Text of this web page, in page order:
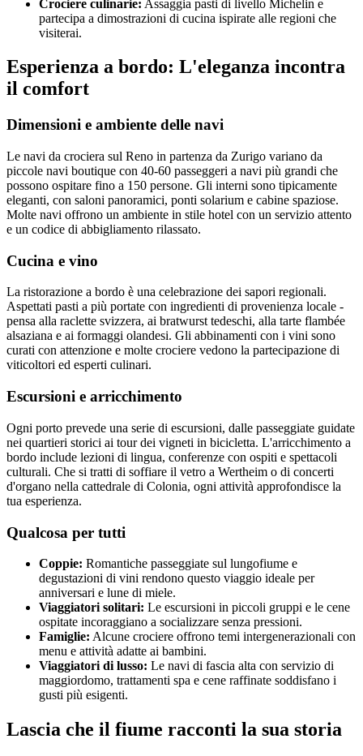
Crociere culinarie: Assaggia pasti di livello Michelin e
partecipa a dimostrazioni di cucina ispirate alle regioni che
visiterai.
Esperienza a bordo: L'eleganza incontra
il comfort
Dimensioni e ambiente delle navi
Le navi da crociera sul Reno in partenza da Zurigo variano da
piccole navi boutique con 40-60 passeggeri a navi più grandi che
possono ospitare fino a 150 persone. Gli interni sono tipicamente
eleganti, con saloni panoramici, ponti solarium e cabine spaziose.
Molte navi offrono un ambiente in stile hotel con un servizio attento
e un codice di abbigliamento rilassato.
Cucina e vino
La ristorazione a bordo è una celebrazione dei sapori regionali.
Aspettati pasti a più portate con ingredienti di provenienza locale -
pensa alla raclette svizzera, ai bratwurst tedeschi, alla tarte flambée
alsaziana e ai formaggi olandesi. Gli abbinamenti con i vini sono
curati con attenzione e molte crociere vedono la partecipazione di
viticoltori ed esperti culinari.
Escursioni e arricchimento
Ogni porto prevede una serie di escursioni, dalle passeggiate guidate
nei quartieri storici ai tour dei vigneti in bicicletta. L'arricchimento a
bordo include lezioni di lingua, conferenze con ospiti e spettacoli
culturali. Che si tratti di soffiare il vetro a Wertheim o di concerti
d'organo nella cattedrale di Colonia, ogni attività approfondisce la
tua esperienza.
Qualcosa per tutti
Coppie: Romantiche passeggiate sul lungofiume e
degustazioni di vini rendono questo viaggio ideale per
anniversari e lune di miele.
Viaggiatori solitari: Le escursioni in piccoli gruppi e le cene
ospitate incoraggiano a socializzare senza pressioni.
Famiglie: Alcune crociere offrono temi intergenerazionali con
menu e attività adatte ai bambini.
Viaggiatori di lusso: Le navi di fascia alta con servizio di
maggiordomo, trattamenti spa e cene raffinate soddisfano i
gusti più esigenti.
Lascia che il fiume racconti la sua storia